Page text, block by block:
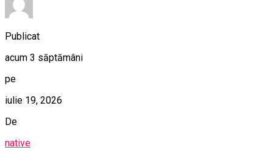
Publicat
acum 3 săptămâni
pe
iulie 19, 2026
De
native